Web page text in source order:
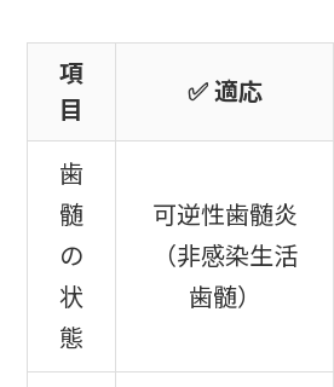
項
目
✅ 適応
歯
髄
の
状
態
可逆性歯髄炎
（非感染生活
歯髄）